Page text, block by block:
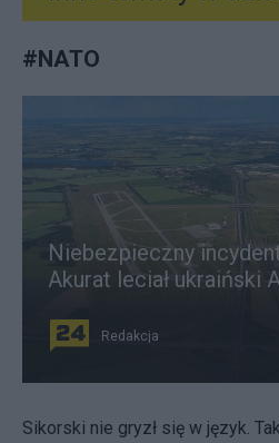
#NATO
Niebezpieczny
Akurat leciał ukraiński
Redakcja
Sikorski nie gryzł się w język.